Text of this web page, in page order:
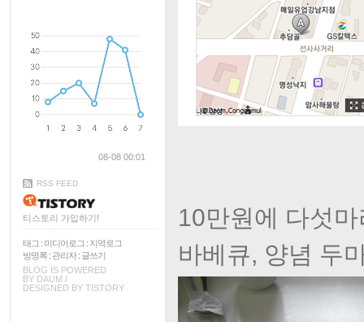
08-08 00:01
RSS FEED
티스토리 가입하기!
태그 : 미디어로그 : 지역로그
방명록 : 관리자: 글쓰기
BLOG IS POWERED
BY DAUM /
DESIGNED BY TISTORY
10만원에 다섯
바베큐, 양념 두